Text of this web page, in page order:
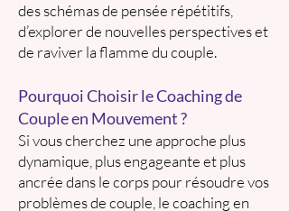
des schémas de pensée répétitifs,
d’explorer de nouvelles perspectives et
de raviver la flamme du couple.
Pourquoi Choisir le Coaching de
Couple en Mouvement ?
Si vous cherchez une approche plus
dynamique, plus engageante et plus
ancrée dans le corps pour résoudre vos
problèmes de couple, le coaching en